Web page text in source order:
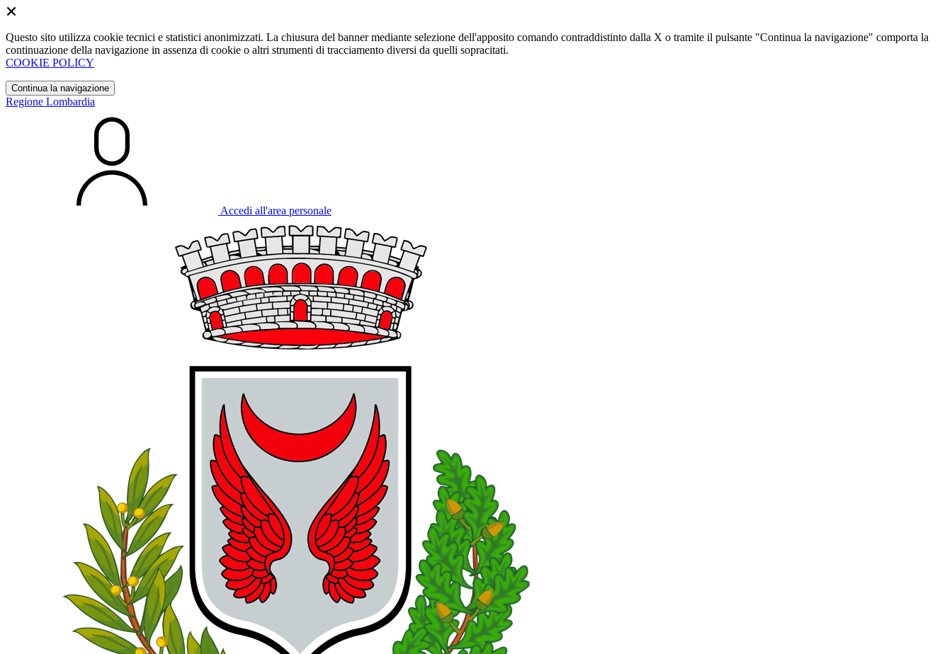
Questo sito utilizza cookie tecnici e statistici anonimizzati. La chiusura del banner mediante selezione dell'apposito comando contraddistinto dalla X o tramite il pulsante "Continua la navigazione" comporta la
continuazione della navigazione in assenza di cookie o altri strumenti di tracciamento diversi da quelli sopracitati.
COOKIE POLICY
Continua la navigazione
Regione Lombardia
Accedi all'area personale